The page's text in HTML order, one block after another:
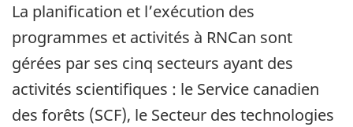
La planification et l’exécution des
programmes et activités à RNCan sont
gérées par ses cinq secteurs ayant des
activités scientifiques : le Service canadien
des forêts (SCF), le Secteur des technologies